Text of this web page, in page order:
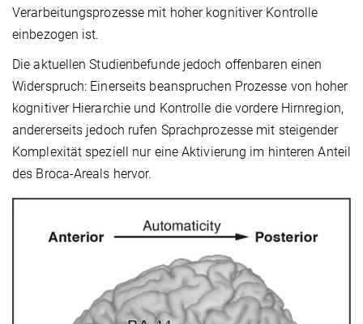
Verarbeitungsprozesse mit hoher kognitiver Kontrolle
einbezogen ist.
Die aktuellen Studienbefunde jedoch offenbaren einen
Widerspruch: Einerseits beanspruchen Prozesse von hoher
kognitiver Hierarchie und Kontrolle die vordere Hirnregion,
andererseits jedoch rufen Sprachprozesse mit steigender
Komplexität speziell nur eine Aktivierung im hinteren Anteil
des Broca-Areals hervor.